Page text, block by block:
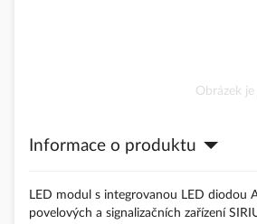
galerie
Obrázek
Informace o produktu
LED modul s integrovanou LED diodou
povelových a signalizačních zařízení